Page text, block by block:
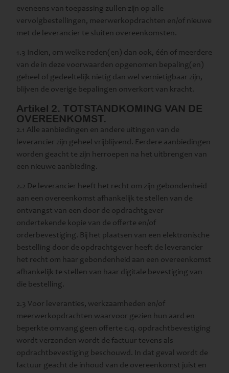
eveneens van toepassing zullen zijn op alle
vervolgbestellingen, meerwerkopdrachten en/of nieuwe
met de leverancier te sluiten overeenkomsten.
1.3 Indien, om welke reden(en) dan ook, één of meerdere
van de in deze voorwaarden opgenomen bepaling(en)
geheel of gedeeltelijk nietig dan wel vernietigbaar zijn,
blijven de overige bepalingen onverkort van kracht.
Artikel 2. TOTSTANDKOMING VAN DE
OVEREENKOMST.
2.1 Alle aanbiedingen en andere uitingen van de
leverancier zijn geheel vrijblijvend. Eerdere aanbiedingen
worden geacht te zijn herroepen na het uitbrengen van
een nieuwe aanbieding.
2.2 De leverancier heeft het recht om zijn gebondenheid
aan een overeenkomst afhankelijk te stellen van de
ontvangst van een door de opdrachtgever
ondertekende kopie van de offerte en/of
orderbevestiging. Bij het plaatsen van een elektronische
bestelling door de opdrachtgever heeft de leverancier
het recht om haar gebondenheid aan een overeenkomst
afhankelijk te stellen van haar digitale bevestiging van
die bestelling.
2.3 Voor leveranties, werkzaamheden en/of
meerwerkopdrachten waarvoor gezien hun aard en
beperkte omvang geen offerte c.q. opdrachtbevestiging
wordt verzonden wordt de factuur tevens als
opdrachtbevestiging beschouwd. In dat geval wordt de
factuur geacht de inhoud van de overeenkomst juist en